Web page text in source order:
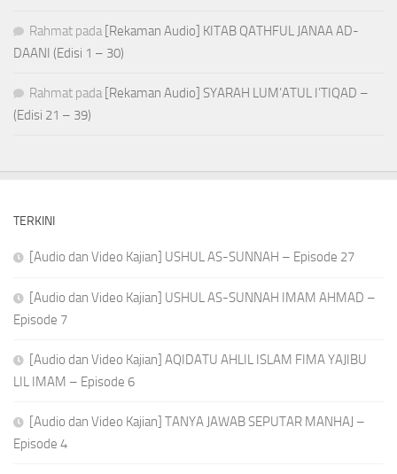
Rahmat pada [Rekaman Audio] KITAB QATHFUL JANAA AD-
DAANI (Edisi 1 – 30)
Rahmat pada [Rekaman Audio] SYARAH LUM’ATUL I’TIQAD –
(Edisi 21 – 39)
TERKINI
[Audio dan Video Kajian] USHUL AS-SUNNAH – Episode 27
[Audio dan Video Kajian] USHUL AS-SUNNAH IMAM AHMAD –
Episode 7
[Audio dan Video Kajian] AQIDATU AHLIL ISLAM FIMA YAJIBU
LIL IMAM – Episode 6
[Audio dan Video Kajian] TANYA JAWAB SEPUTAR MANHAJ –
Episode 4